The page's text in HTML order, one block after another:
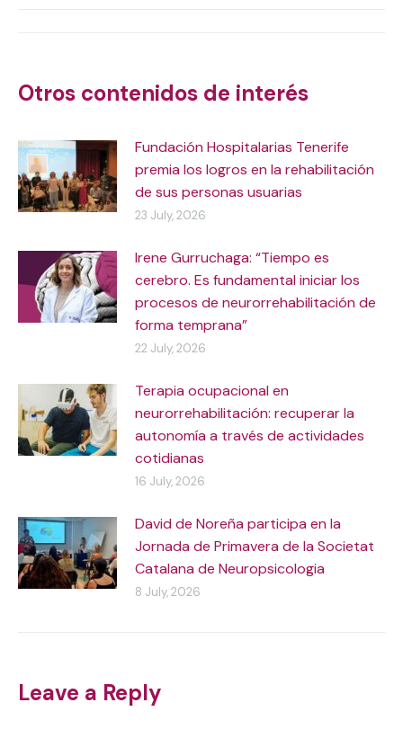
Otros contenidos de interés
Fundación Hospitalarias Tenerife
premia los logros en la rehabilitación
de sus personas usuarias
23 July, 2026
Irene Gurruchaga: “Tiempo es
cerebro. Es fundamental iniciar los
procesos de neurorrehabilitación de
forma temprana”
22 July, 2026
Terapia ocupacional en
neurorrehabilitación: recuperar la
autonomía a través de actividades
cotidianas
16 July, 2026
David de Noreña participa en la
Jornada de Primavera de la Societat
Catalana de Neuropsicologia
8 July, 2026
Leave a Reply